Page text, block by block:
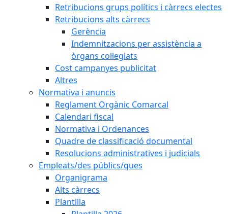
Retribucions grups polítics i càrrecs electes
Retribucions alts càrrecs
Gerència
Indemnitzacions per assistència a
òrgans col·legiats
Cost campanyes publicitat
Altres
Normativa i anuncis
Reglament Orgànic Comarcal
Calendari fiscal
Normativa i Ordenances
Quadre de classificació documental
Resolucions administratives i judicials
Empleats/des públics/ques
Organigrama
Alts càrrecs
Plantilla